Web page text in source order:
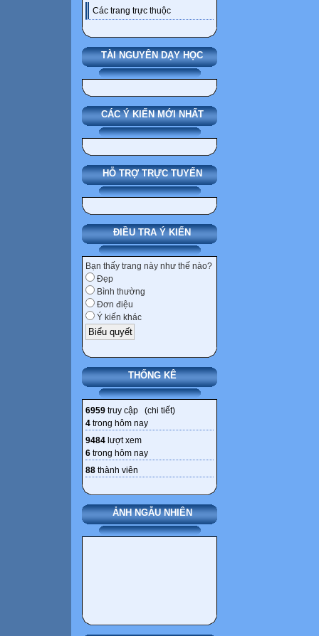
Các trang trực thuộc
TÀI NGUYÊN DẠY HỌC
CÁC Ý KIẾN MỚI NHẤT
HỖ TRỢ TRỰC TUYẾN
ĐIỀU TRA Ý KIẾN
Bạn thấy trang này như thế nào?
Đẹp
Bình thường
Đơn điệu
Ý kiến khác
THỐNG KÊ
6959 truy cập (chi tiết)
4 trong hôm nay
9484 lượt xem
6 trong hôm nay
88 thành viên
ẢNH NGẪU NHIÊN